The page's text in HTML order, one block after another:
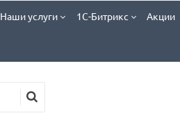
Наши услуги 1С-Битрикс Акции